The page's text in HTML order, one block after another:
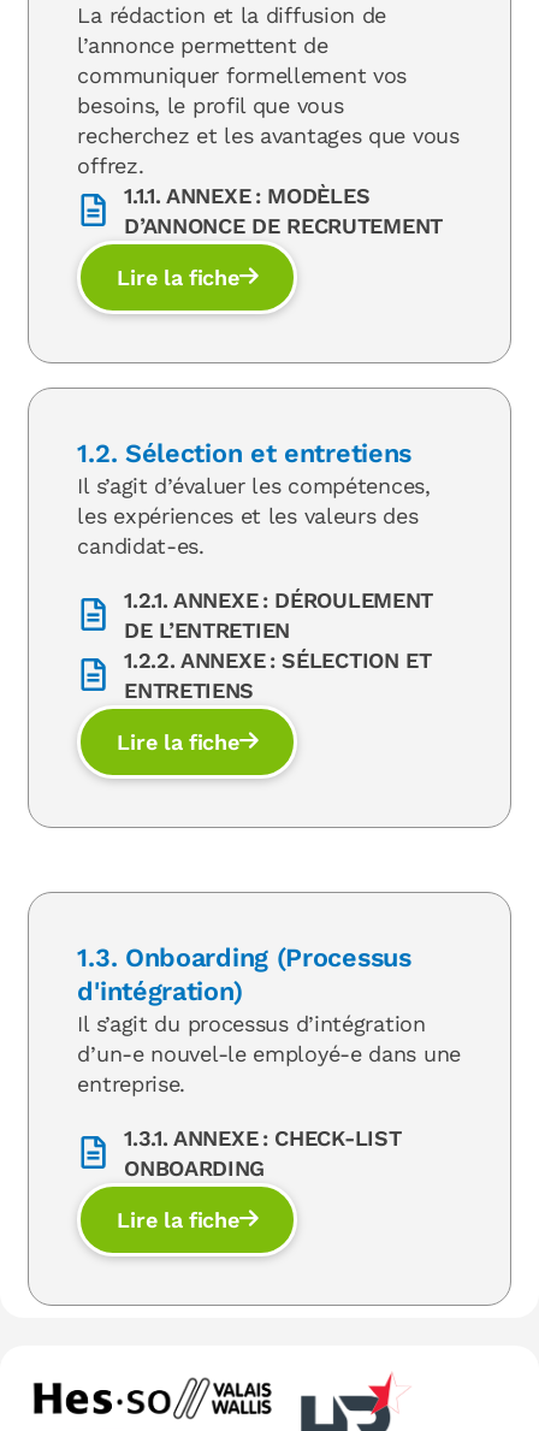
La rédaction et la diffusion de
l’annonce permettent de
communiquer formellement vos
besoins, le profil que vous
recherchez et les avantages que vous
offrez.
1.1.1. ANNEXE : MODÈLES
D’ANNONCE DE RECRUTEMENT
Lire la fiche
1.2. Sélection et entretiens
Il s’agit d’évaluer les compétences,
les expériences et les valeurs des
candidat-es.
1.2.1. ANNEXE : DÉROULEMENT
DE L’ENTRETIEN
1.2.2. ANNEXE : SÉLECTION ET
ENTRETIENS
Lire la fiche
1.3. Onboarding (Processus
d'intégration)
Il s’agit du processus d’intégration
d’un-e nouvel-le employé-e dans une
entreprise.
1.3.1. ANNEXE : CHECK-LIST
ONBOARDING
Lire la fiche